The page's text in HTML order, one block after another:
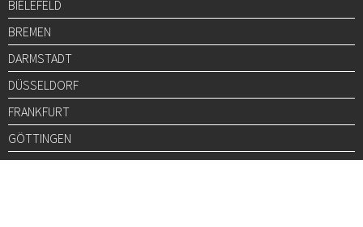
BIELEFELD
BREMEN
DARMSTADT
DÜSSELDORF
FRANKFURT
GÖTTINGEN